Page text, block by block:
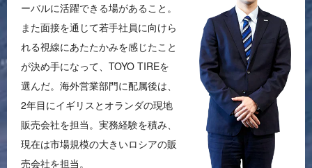
ーバルに活躍できる場があること。
また面接を通じて若手社員に向けら
れる視線にあたたかみを感じたこと
が決め手になって、TOYO TIREを
選んだ。海外営業部門に配属後は、
2年目にイギリスとオランダの現地
販売会社を担当。実務経験を積み、
現在は市場規模の大きいロシアの販
売会社を担当。